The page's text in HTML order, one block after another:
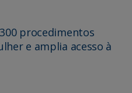
procedimentos
e amplia acesso à